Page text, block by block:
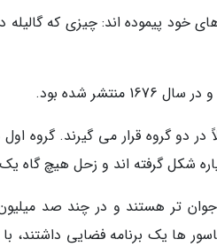
شده بود.
در دو گروه قرار می گیرند. گروه
شکل گرفته اند و زحل هیچ گاه
جوان تر هستند و در چند صد
ها یک برنامه فضایی